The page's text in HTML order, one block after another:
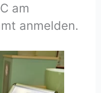
am
anmelden.